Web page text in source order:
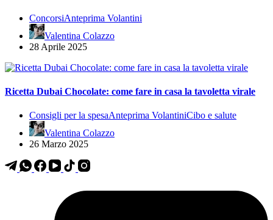
ConcorsiAnteprima Volantini
Valentina Colazzo
28 Aprile 2025
Ricetta Dubai Chocolate: come fare in casa la tavoletta virale
Consigli per la spesaAnteprima VolantiniCibo e salute
Valentina Colazzo
26 Marzo 2025